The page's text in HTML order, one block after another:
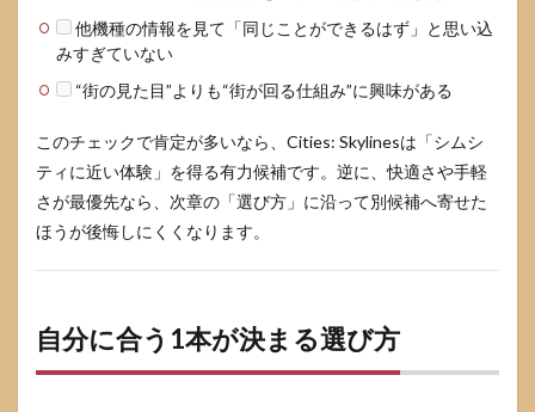
他機種の情報を見て「同じことができるはず」と思い込
みすぎていない
“街の見た目”よりも“街が回る仕組み”に興味がある
このチェックで肯定が多いなら、Cities: Skylinesは「シムシ
ティに近い体験」を得る有力候補です。逆に、快適さや手軽
さが最優先なら、次章の「選び方」に沿って別候補へ寄せた
ほうが後悔しにくくなります。
自分に合う1本が決まる選び方